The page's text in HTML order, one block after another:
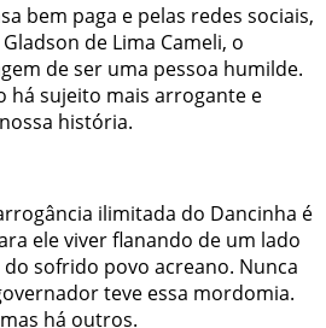
bem paga e pelas redes sociais,
de Lima Cameli, o
de ser uma pessoa humilde.
há sujeito mais arrogante e
história.
ilimitada do Dancinha é
ele viver flanando de um lado
sofrido povo acreano. Nunca
teve essa mordomia.
há outros.